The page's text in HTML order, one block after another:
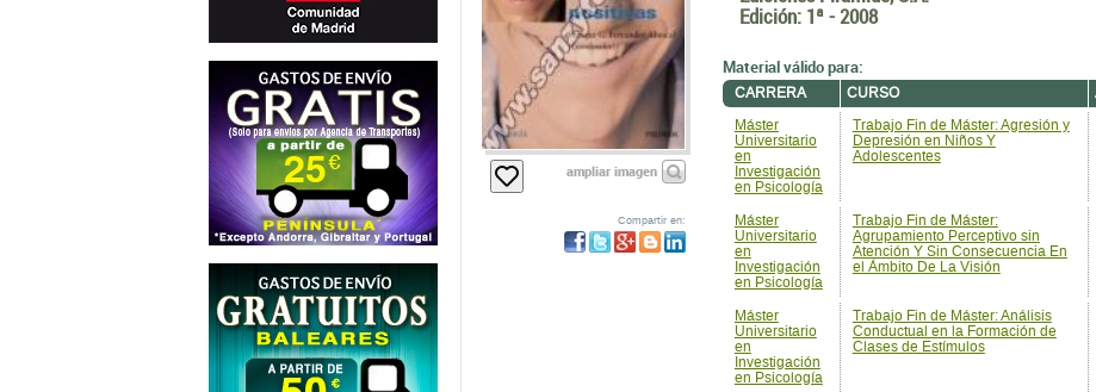
ampliar imagen
Compartir en:
Máster
Investigación
en Psicología
Trabajo Fin de Máster: Agresión y
Máster
Universitario
en
Investigación
en Psicología
Trabajo Fin de Máster:
Agrupamiento Perceptivo sin
Atención Y Sin Consecuencia En
el Ámbito De La Visión
Máster
Universitario
en
Investigación
en Psicología
Trabajo Fin de Máster: Análisis
Conductual en la Formación de
Clases de Estímulos
Máster
Universitario
en
Investigación
en Psicología
Trabajo Fin de Máster: Ansiedad
Ante la Actuación en Público